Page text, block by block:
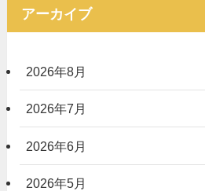
アーカイブ
2026年8月
2026年7月
2026年6月
2026年5月